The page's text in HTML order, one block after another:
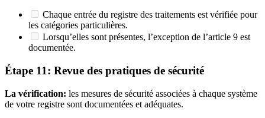
Chaque entrée du registre des traitements est vérifiée pour
les catégories particulières.
Lorsqu’elles sont présentes, l’exception de l’article 9 est
documentée.
Étape 11: Revue des pratiques de sécurité
La vérification: les mesures de sécurité associées à chaque système
de votre registre sont documentées et adéquates.